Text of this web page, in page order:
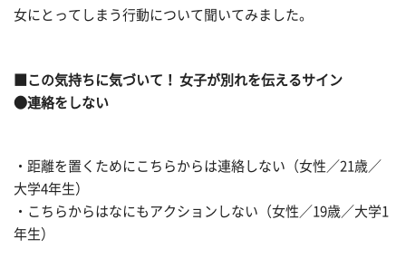
女にとってしまう行動について聞いてみました。
■この気持ちに気づいて！ 女子が別れを伝えるサイン
●連絡をしない
・距離を置くためにこちらからは連絡しない（女性／21歳／
大学4年生）
・こちらからはなにもアクションしない（女性／19歳／大学1
年生）